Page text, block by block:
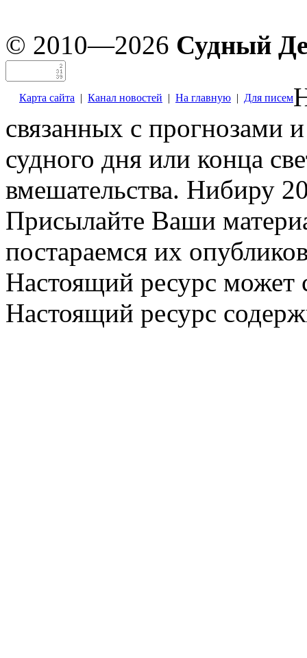
© 2010—2026 Судный
Карта сайта | Канал новостей | На главную | Для писем
связанных с прогнозами
судного дня или конца
вмешательства. Нибиру
Присылайте Ваши
постараемся их
Настоящий ресурс может
Настоящий ресурс